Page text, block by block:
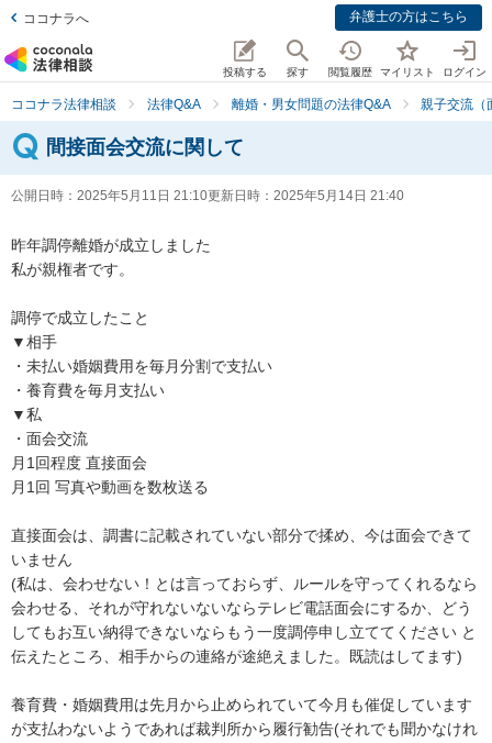
ココナラへ 弁護士の方はこちら
投稿する 探す 閲覧履歴 マイリスト ログイン
ココナラ法律相談 法律Q&A 離婚・男女問題の法律Q&A 親子交流（
間接面会交流に関して
公開日時： 2025年5月11日 21:10更新日時： 2025年5月14日 21:40
昨年調停離婚が成立しました
私が親権者です。
調停で成立したこと
▼相手
・未払い婚姻費用を毎月分割で支払い
・養育費を毎月支払い
▼私
・面会交流
月1回程度 直接面会
月1回 写真や動画を数枚送る
直接面会は、調書に記載されていない部分で揉め、今は面会できて
いません
(私は、会わせない！とは言っておらず、ルールを守ってくれるなら
会わせる、それが守れないないならテレビ電話面会にするか、どう
してもお互い納得できないならもう一度調停申し立ててください と
伝えたところ、相手からの連絡が途絶えました。既読はしてます)
養育費・婚姻費用は先月から止められていて今月も催促しています
が支払わないようであれば裁判所から履行勧告(それでも聞かなけれ